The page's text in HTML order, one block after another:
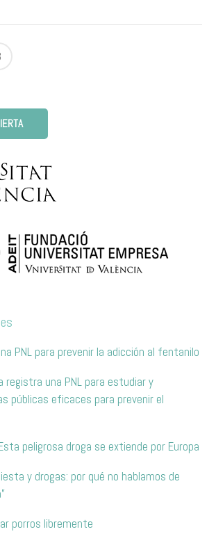
PNL para prevenir la adicción al fentanilo
registra una PNL para estudiar y
públicas eficaces para prevenir el
Esta peligrosa droga se extiende por Europa
y drogas: por qué no hablamos de
porros libremente